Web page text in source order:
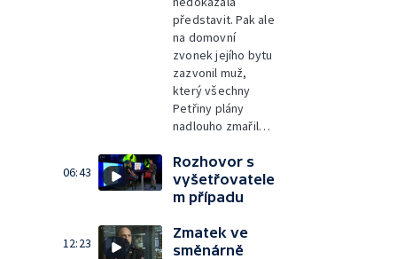
představit. Pak ale
na domovní
zvonek jejího bytu
zazvonil muž,
který všechny
Petřiny plány
nadlouho zmařil…
06:43
Rozhovor s
vyšetřovatele
m případu
12:23
Zmatek ve
směnárně